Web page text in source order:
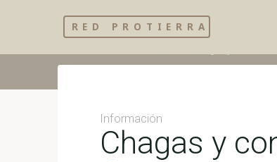
content
RED PROTIERRA
Información
Chagas y